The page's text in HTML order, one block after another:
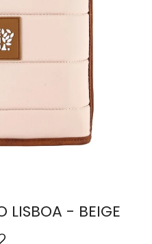
LISBOA - BEIGE